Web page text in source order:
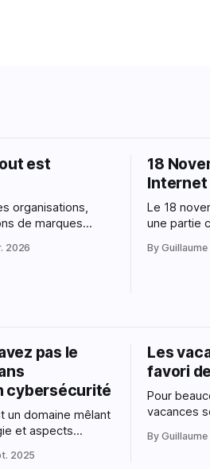
est
organisations,
de marques
perçue comme
2026
18
Internet
Le 18
une partie
beaucoup
By Guillaume
pas le
cybersécurité
un domaine mêlant
et aspects
seulement un
2025
Les
favori
Pour
vacances
avez bien pu
By Guillaume